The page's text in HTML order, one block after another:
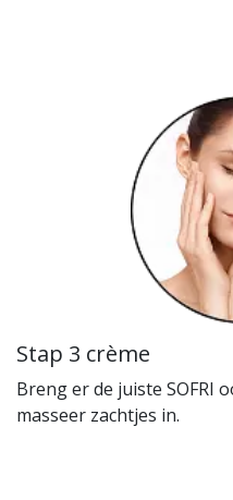
Stap 3 crème
Breng er de juiste SOFRI
masseer zachtjes in.